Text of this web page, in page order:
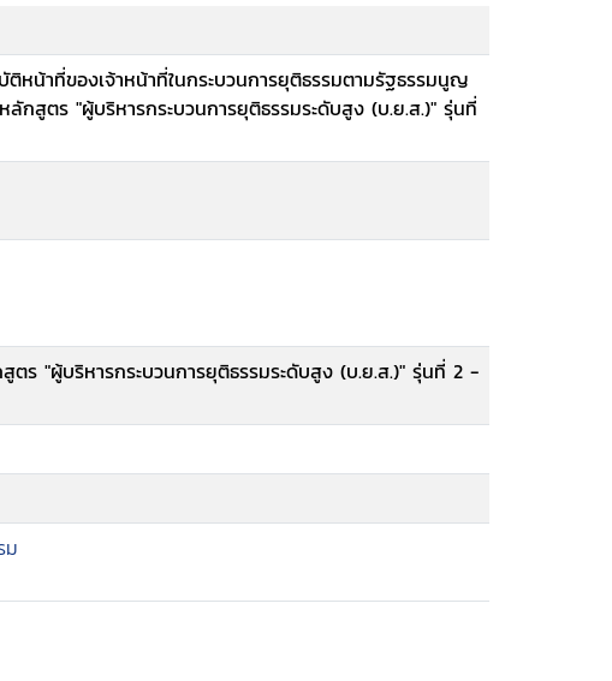
หน้าที่ของเจ้าหน้าที่ในกระบวนการยุติธรรมตามรัฐธรรมนูญ
กสูตร "ผู้บริหารกระบวนการยุติธรรมระดับสูง (บ.ย.ส.)" รุ่นที่
ร "ผู้บริหารกระบวนการยุติธรรมระดับสูง (บ.ย.ส.)" รุ่นที่ 2 -
ม